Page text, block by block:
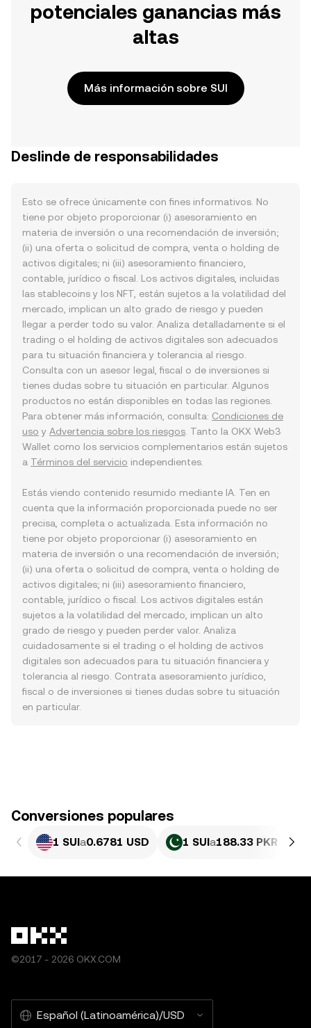
potenciales ganancias más
altas
Más información sobre SUI
Deslinde de responsabilidades
Esto se ofrece únicamente con fines informativos. No
tiene por objeto proporcionar (i) asesoramiento en
materia de inversión o una recomendación de inversión;
(ii) una oferta o solicitud de compra, venta o holding de
activos digitales; ni (iii) asesoramiento financiero,
contable, jurídico o fiscal. Los activos digitales, incluidas
las stablecoins y los NFT, están sujetos a la volatilidad del
mercado, implican un alto grado de riesgo y pueden
llegar a perder todo su valor. Analiza detalladamente si el
trading o el holding de activos digitales son adecuados
para tu situación financiera y tolerancia al riesgo.
Consulta con un asesor legal, fiscal o de inversiones si
tienes dudas sobre tu situación en particular. Algunos
productos no están disponibles en todas las regiones.
Para obtener más información, consulta: Condiciones de
uso y Advertencia sobre los riesgos . Tanto la OKX Web3
Wallet como los servicios complementarios están sujetos
a Términos del servicio independientes.
Estás viendo contenido resumido mediante IA. Ten en
cuenta que la información proporcionada puede no ser
precisa, completa o actualizada. Esta información no
tiene por objeto proporcionar (i) asesoramiento en
materia de inversión o una recomendación de inversión;
(ii) una oferta o solicitud de compra, venta o holding de
activos digitales; ni (iii) asesoramiento financiero,
contable, jurídico o fiscal. Los activos digitales están
sujetos a la volatilidad del mercado, implican un alto
grado de riesgo y pueden perder valor. Analiza
cuidadosamente si el trading o el holding de activos
digitales son adecuados para tu situación financiera y
tolerancia al riesgo. Contrata asesoramiento jurídico,
fiscal o de inversiones si tienes dudas sobre tu situación
en particular.
Conversiones populares
1 SUIa0.6781 USD 1 SUIa188.33 PKR
©2017 - 2026 OKX.COM
Español (Latinoamérica)/USD